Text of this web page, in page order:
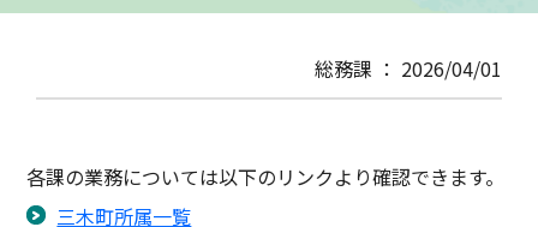
総務課 ： 2026/04/01
各課の業務については以下のリンクより確認できます。
三木町所属一覧